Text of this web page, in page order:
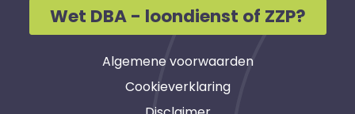
Wet DBA - loondienst of ZZP?
Algemene voorwaarden
Cookieverklaring